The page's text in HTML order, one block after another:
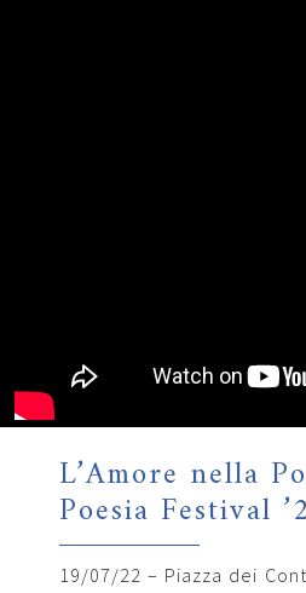
L’Amore nella
Poesia Festival
19/07/22 – Piazza dei